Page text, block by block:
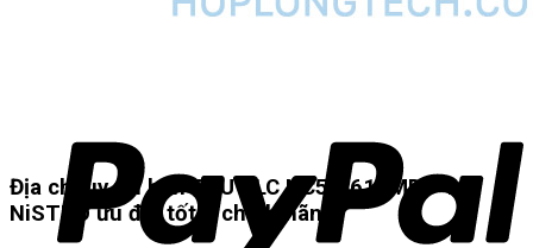
Địa chỉ uy tín bán CPU PLC NC5-1616MDT-16
NiSTRO ưu đãi tốt – chính hãng